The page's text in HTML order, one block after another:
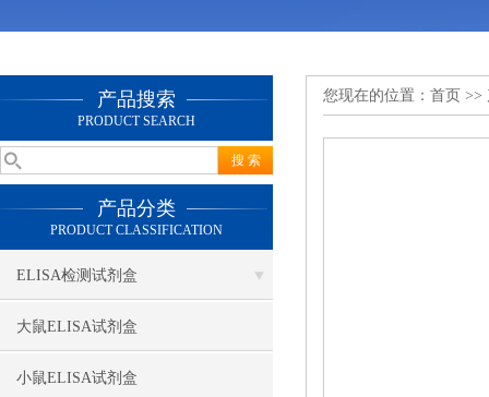
产品搜索
PRODUCT SEARCH
产品分类
PRODUCT CLASSIFICATION
ELISA检测试剂盒
大鼠ELISA试剂盒
小鼠ELISA试剂盒
您现在的位置： 首页 >>